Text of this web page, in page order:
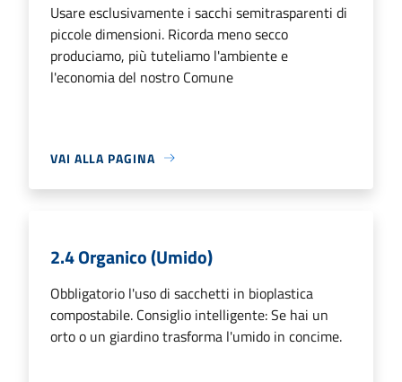
Usare esclusivamente i sacchi semitrasparenti di
piccole dimensioni. Ricorda meno secco
produciamo, più tuteliamo l'ambiente e
l'economia del nostro Comune
VAI ALLA PAGINA
2.4 Organico (Umido)
Obbligatorio l'uso di sacchetti in bioplastica
compostabile. Consiglio intelligente: Se hai un
orto o un giardino trasforma l'umido in concime.